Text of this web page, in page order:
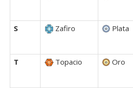
S Zafiro Plata
T Topacio Oro